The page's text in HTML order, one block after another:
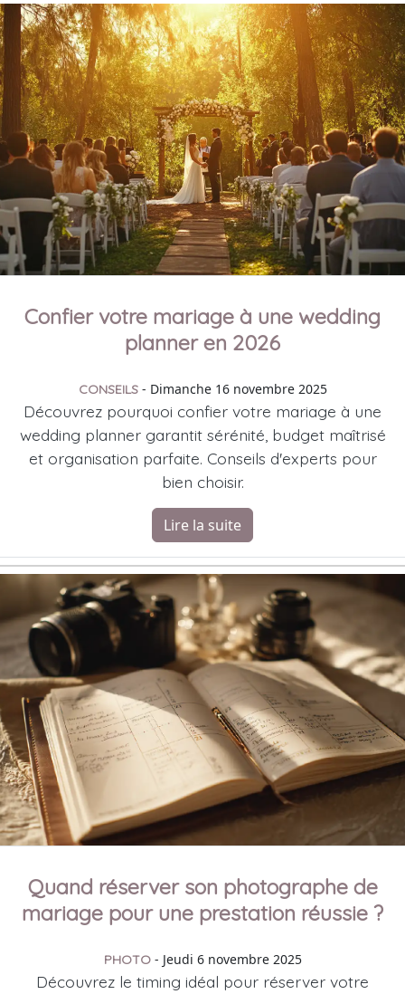
Confier votre mariage à une wedding
planner en 2026
CONSEILS- Dimanche 16 novembre 2025
Découvrez pourquoi confier votre mariage à une
wedding planner garantit sérénité, budget maîtrisé
et organisation parfaite. Conseils d'experts pour
bien choisir.
Lire la suite
Quand réserver son photographe de
mariage pour une prestation réussie ?
PHOTO- Jeudi 6 novembre 2025
Découvrez le timing idéal pour réserver votre